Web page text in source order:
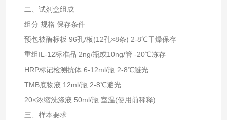
二、试剂盒组成‌
组分‌ ‌规格‌ ‌保存条件‌
预包被酶标板 96孔/板(12孔×8条) 2-8℃干燥保存
重组IL-12标准品 2ng/瓶或10ng/管 -20℃冻存
HRP标记检测抗体 6-12ml/瓶 2-8℃避光
TMB底物液 12ml/瓶 2-8℃避光
20×浓缩洗涤液 50ml/瓶 室温(使用前稀释)
三、样本要求‌